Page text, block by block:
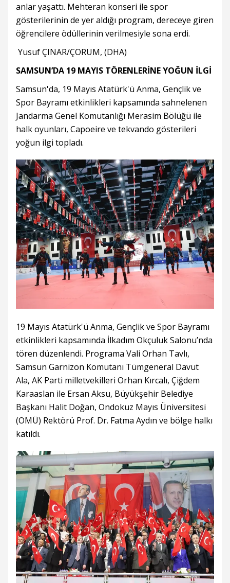
anlar yaşattı. Mehteran konseri ile spor
gösterilerinin de yer aldığı program, dereceye giren
öğrencilere ödüllerinin verilmesiyle sona erdi.
Yusuf ÇINAR/ÇORUM, (DHA)
SAMSUN’DA 19 MAYIS TÖRENLERİNE YOĞUN İLGİ
Samsun'da, 19 Mayıs Atatürk'ü Anma, Gençlik ve
Spor Bayramı etkinlikleri kapsamında sahnelenen
Jandarma Genel Komutanlığı Merasim Bölüğü ile
halk oyunları, Capoeire ve tekvando gösterileri
yoğun ilgi topladı.
19 Mayıs Atatürk'ü Anma, Gençlik ve Spor Bayramı
etkinlikleri kapsamında İlkadım Okçuluk Salonu’nda
tören düzenlendi. Programa Vali Orhan Tavlı,
Samsun Garnizon Komutanı Tümgeneral Davut
Ala, AK Parti milletvekilleri Orhan Kırcalı, Çiğdem
Karaaslan ile Ersan Aksu, Büyükşehir Belediye
Başkanı Halit Doğan, Ondokuz Mayıs Üniversitesi
(OMÜ) Rektörü Prof. Dr. Fatma Aydın ve bölge halkı
katıldı.